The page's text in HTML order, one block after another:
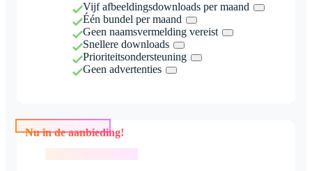
Vijf afbeeldingsdownloads per maand
Één bundel per maand
Geen naamsvermelding vereist
Snellere downloads
Prioriteitsondersteuning
Geen advertenties
Nu in de aanbieding!